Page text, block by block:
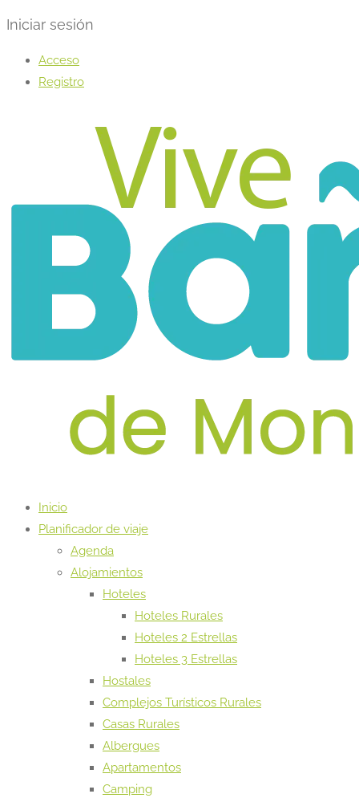
Iniciar sesión
Acceso
Registro
Inicio
Planificador de viaje
Agenda
Alojamientos
Hoteles
Hoteles Rurales
Hoteles 2 Estrellas
Hoteles 3 Estrellas
Hostales
Complejos Turísticos Rurales
Casas Rurales
Albergues
Apartamentos
Camping